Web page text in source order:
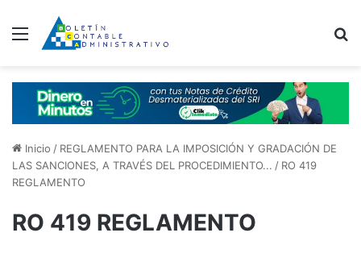
Menú
Inicio / REGLAMENTO PARA LA IMPOSICIÓN Y GRADACIÓN DE
LAS SANCIONES, A TRAVÉS DEL PROCEDIMIENTO... / RO 419
REGLAMENTO
RO 419 REGLAMENTO